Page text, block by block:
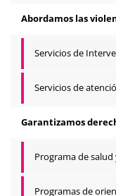
Abordamos las
Servicios de
Servicios de
Garantizamos
Programa de
Programas de